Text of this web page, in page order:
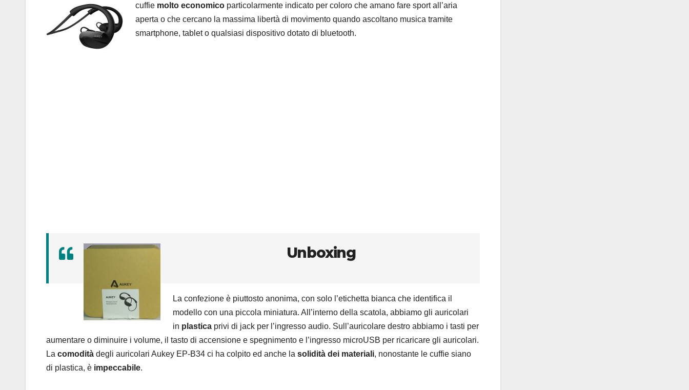
cuffie molto economico particolarmente indicato per coloro che amano fare sport all’aria
aperta o che cercano la massima libertà di movimento quando ascoltano musica tramite
smartphone, tablet o qualsiasi dispositivo dotato di bluetooth.
Unboxing
La confezione è piuttosto anonima, con solo l’etichetta bianca che identifica il
modello con una piccola miniatura. All’interno della scatola, abbiamo gli auricolari
in plastica privi di jack per l’ingresso audio. Sull’auricolare destro abbiamo i tasti per
aumentare o diminuire i volume, il tasto di accensione e spegnimento e l’ingresso microUSB per ricaricare gli auricolari.
La comodità degli auricolari Aukey EP-B34 ci ha colpito ed anche la solidità dei materiali, nonostante le cuffie siano
di plastica, è impeccabile.